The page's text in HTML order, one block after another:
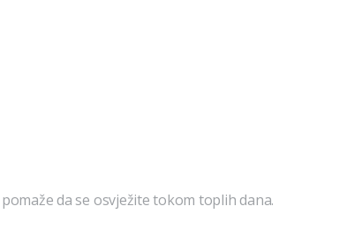
da se osvježite tokom toplih dana.